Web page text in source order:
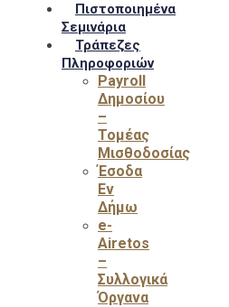
Πιστοποιημένα
Σεμινάρια
Τράπεζες
Πληροφοριών
Payroll
Δημοσίου
–
Τομέας
Μισθοδοσίας
Έσοδα
Εν
Δήμω
e-
Airetos
–
Συλλογικά
Όργανα